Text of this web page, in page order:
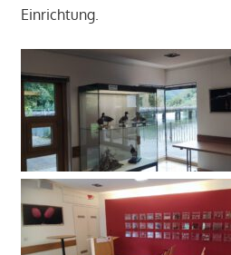
Einrichtung.